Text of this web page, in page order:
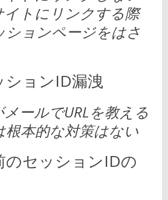
イトにリンクする際
ションページをはさ
ションID漏洩
ールでURLを教える
根本的な対策はない
のセッションIDの